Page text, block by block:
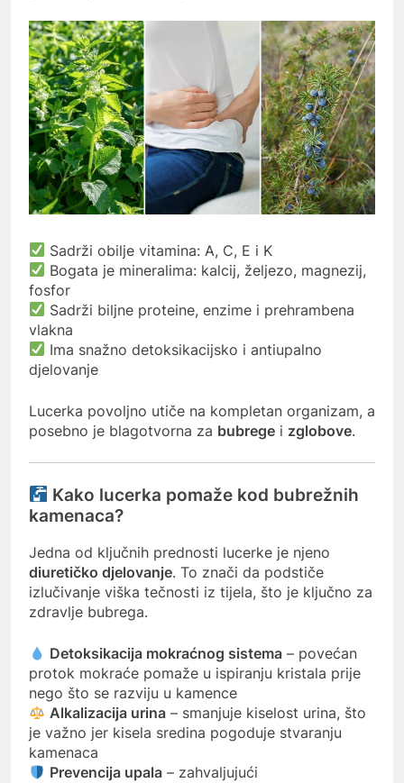
Sadrži obilje vitamina: A, C, E i K
Bogata je mineralima: kalcij, željezo, magnezij,
fosfor
Sadrži biljne proteine, enzime i prehrambena
vlakna
Ima snažno detoksikacijsko i antiupalno
djelovanje
Lucerka povoljno utiče na kompletan organizam, a
posebno je blagotvorna za bubrege i zglobove.
Kako lucerka pomaže kod bubrežnih
kamenaca?
Jedna od ključnih prednosti lucerke je njeno
diuretičko djelovanje. To znači da podstiče
izlučivanje viška tečnosti iz tijela, što je ključno za
zdravlje bubrega.
Detoksikacija mokraćnog sistema – povećan
protok mokraće pomaže u ispiranju kristala prije
nego što se razviju u kamence
Alkalizacija urina – smanjuje kiselost urina, što
je važno jer kisela sredina pogoduje stvaranju
kamenaca
Prevencija upala – zahvaljujući